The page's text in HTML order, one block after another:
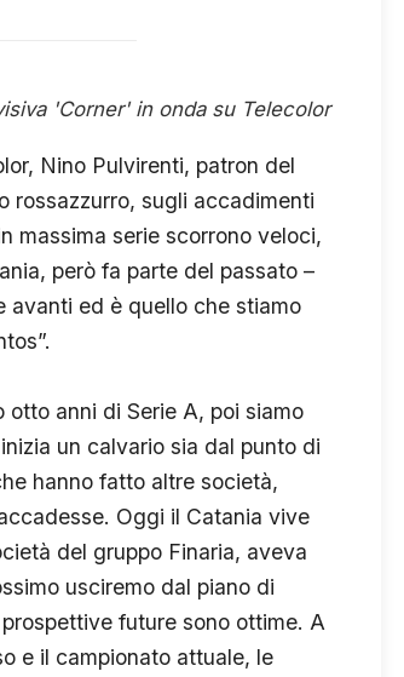
'Corner' in onda su Telecolor
Nino Pulvirenti, patron del
rossazzurro, sugli accadimenti
massima serie scorrono veloci,
però fa parte del passato –
avanti ed è quello che stiamo
otto anni di Serie A, poi siamo
un calvario sia dal punto di
hanno fatto altre società,
Oggi il Catania vive
del gruppo Finaria, aveva
usciremo dal piano di
future sono ottime. A
e il campionato attuale, le